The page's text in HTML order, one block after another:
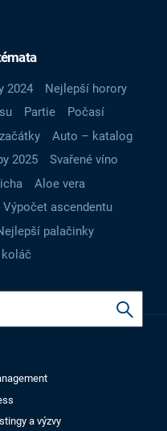
2024
Nejlepší horory
Partie
Počasí
Auto – katalog
2025
Svařené víno
Aloe vera
Výpočet ascendentu
palačinky
a výzvy